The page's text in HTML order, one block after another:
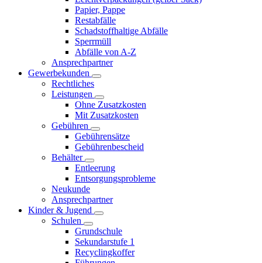
Papier, Pappe
Restabfälle
Schadstoffhaltige Abfälle
Sperrmüll
Abfälle von A-Z
Ansprechpartner
Gewerbekunden
Rechtliches
Leistungen
Ohne Zusatzkosten
Mit Zusatzkosten
Gebühren
Gebührensätze
Gebührenbescheid
Behälter
Entleerung
Entsorgungsprobleme
Neukunde
Ansprechpartner
Kinder & Jugend
Schulen
Grundschule
Sekundarstufe 1
Recyclingkoffer